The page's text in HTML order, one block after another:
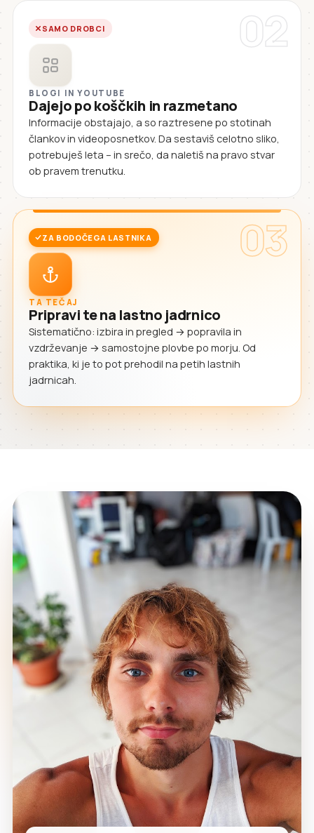
02
SAMO DROBCI
BLOGI IN YOUTUBE
Dajejo po koščkih in razmetano
Informacije obstajajo, a so raztresene po stotinah
člankov in videoposnetkov. Da sestaviš celotno sliko,
potrebuješ leta – in srečo, da naletiš na pravo stvar
ob pravem trenutku.
03
ZA BODOČEGA LASTNIKA
TA TEČAJ
Pripravi te na lastno jadrnico
Sistematično: izbira in pregled → popravila in
vzdrževanje → samostojne plovbe po morju. Od
praktika, ki je to pot prehodil na petih lastnih
jadrnicah.